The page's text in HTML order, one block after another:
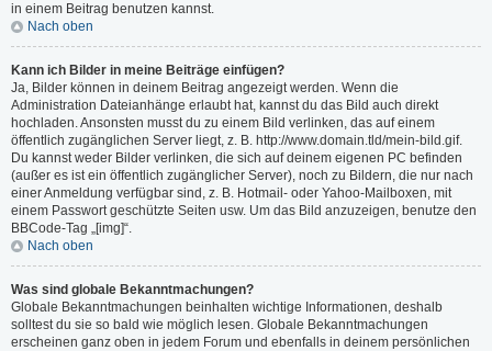
in einem Beitrag benutzen kannst.
Nach oben
Kann ich Bilder in meine Beiträge einfügen?
Ja, Bilder können in deinem Beitrag angezeigt werden. Wenn die
Administration Dateianhänge erlaubt hat, kannst du das Bild auch direkt
hochladen. Ansonsten musst du zu einem Bild verlinken, das auf einem
öffentlich zugänglichen Server liegt, z. B. http://www.domain.tld/mein-bild.gif.
Du kannst weder Bilder verlinken, die sich auf deinem eigenen PC befinden
(außer es ist ein öffentlich zugänglicher Server), noch zu Bildern, die nur nach
einer Anmeldung verfügbar sind, z. B. Hotmail- oder Yahoo-Mailboxen, mit
einem Passwort geschützte Seiten usw. Um das Bild anzuzeigen, benutze den
BBCode-Tag „[img]“.
Nach oben
Was sind globale Bekanntmachungen?
Globale Bekanntmachungen beinhalten wichtige Informationen, deshalb
solltest du sie so bald wie möglich lesen. Globale Bekanntmachungen
erscheinen ganz oben in jedem Forum und ebenfalls in deinem persönlichen